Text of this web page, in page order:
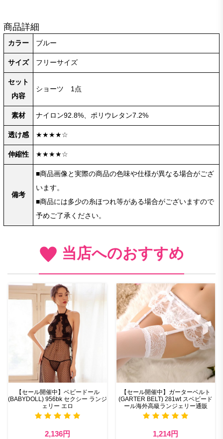
商品詳細
カラー ブルー
サイズ フリーサイズ
セット
内容
ショーツ 1点
素材 ナイロン92.8%、ポリウレタン7.2%
透け感 ★★★★☆
伸縮性 ★★★★☆
備考
■商品画像と実際の商品の色味や仕様が異なる場合がござ
います。
■商品には多少の糸ほつれ等がある場合がございますので
予めご了承ください。
当店へのおすすめ
【セール開催中】ベビードール
(BABYDOLL) 956bk セクシー ランジ
ェリー エロ
2,136円
【セール開催中】ガーターベルト
(GARTER BELT) 281wt スベビード
ール海外高級ランジェリー通販
1,214円